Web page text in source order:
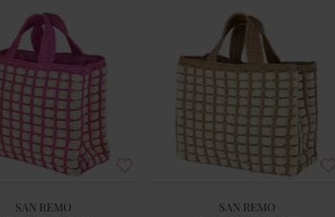
SAN REMO SAN REMO